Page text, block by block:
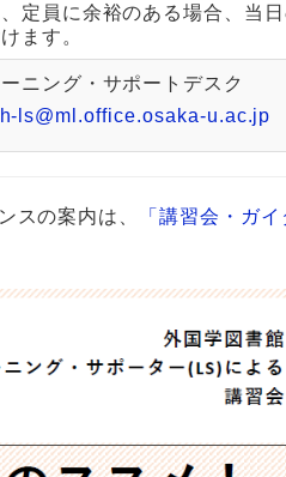
定員に余裕のある場合、当
ます。
ニング・サポートデスク
ls@ml.office.osaka-u.ac.jp
スの案内は、
「講習会・ガ